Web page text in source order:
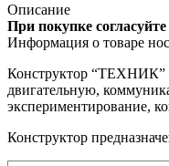
Описание
При покупке
Информация о товаре
Конструктор “ТЕХНИК”
двигательную,
экспериментирование,
Конструктор